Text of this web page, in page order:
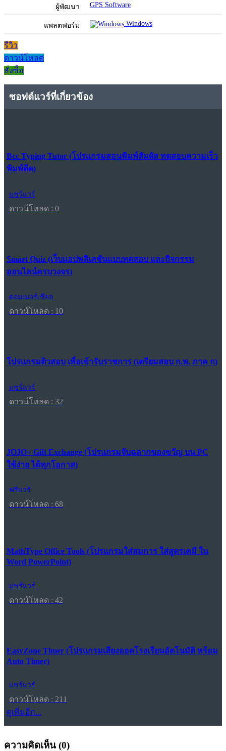
ผู้พัฒนา GPS Software
แพลตฟอร์ม Windows
รีวิว
ดาวน์โหลด
สั่งซื้อ
ซอฟต์แวร์ที่เกี่ยวข้อง
Bcc Typing Tutor (โปรแกรมสอนพิมพ์สัมผัส ทดสอบความเร็ว
พิมพ์ดีด)
แชร์แวร์
ดาวน์โหลด : 0
Smart Quiz (เว็บแอปพลิเคชันแบบทดสอบ และกิจกรรม
ออนไลน์ครบวงจร)
คอมเมอร์เชียล
ดาวน์โหลด : 10
โปรแกรมติวสอบ เพื่อเข้ารับราชการ (เตรียมสอบ ก.พ. ภาค ก)
แชร์แวร์
ดาวน์โหลด : 32
JOJO+ Gift Exchange (โปรแกรมจับฉลากของขวัญ บน PC
ใช้ง่าย ได้ทุกโอกาส)
ฟรีแวร์
ดาวน์โหลด : 68
MathType Office Tools (โปรแกรมใส่สมการ ใส่สูตรเคมี ใน
Word PowerPoint)
แชร์แวร์
ดาวน์โหลด : 42
EasyZone Timer (โปรแกรมเสียงออดโรงเรียนอัตโนมัติ พร้อม
Auto Timer)
แชร์แวร์
ดาวน์โหลด : 211
ดูเพิ่มอีก...
ความคิดเห็น (0)